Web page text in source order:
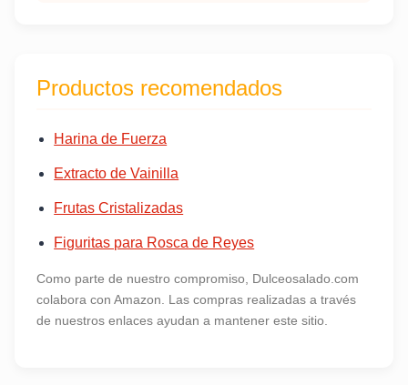
Productos recomendados
Harina de Fuerza
Extracto de Vainilla
Frutas Cristalizadas
Figuritas para Rosca de Reyes
Como parte de nuestro compromiso, Dulceosalado.com
colabora con Amazon. Las compras realizadas a través
de nuestros enlaces ayudan a mantener este sitio.